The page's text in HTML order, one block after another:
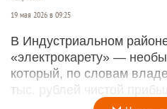
19 мая 2026 в 09:25
В Индустриальном
«электрокарету» —
который, по словам
тыс. рублей чистой